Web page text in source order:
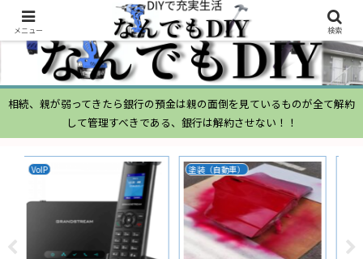
相続、親が弱ってきたら銀行の預金は親の面倒を見ているものが全て解約
して管理すべきである、銀行は解約させない！！
ムーヴ
ムーヴ L150S ブローバイガス
N-BOX
メニュー 検索